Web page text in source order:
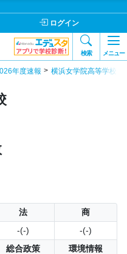
ログイン
検索 メニュー
年度速報 横浜女学院高等学校の
法
商
-(-)
-(-)
総合政策
環境情報